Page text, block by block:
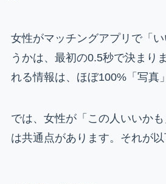
女性がマッチングアプリで「
うかは、最初の0.5秒で決まり
れる情報は、ほぼ100%「写真
では、女性が「この人いいか
は共通点があります。それが以